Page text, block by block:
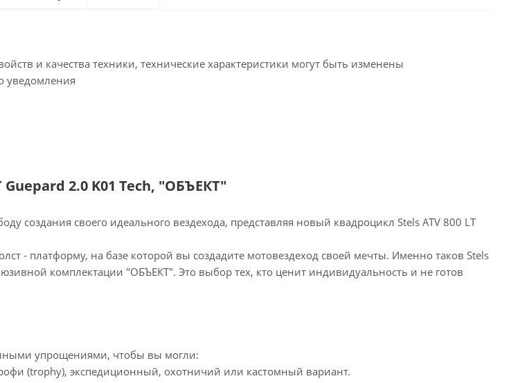
и качества техники, технические характеристики могут быть изменены
уведомления
2.0 K01 Tech, "ОБЪЕКТ"
создания своего идеального вездехода, представляя новый квадроцикл Stels ATV 800 LT
- платформу, на базе которой вы создадите мотовездеход своей мечты. Именно таков Stels
комплектации "ОБЪЕКТ". Это выбор тех, кто ценит индивидуальность и не готов
упрощениями, чтобы вы могли:
(trophy), экспедиционный, охотничий или кастомный вариант.